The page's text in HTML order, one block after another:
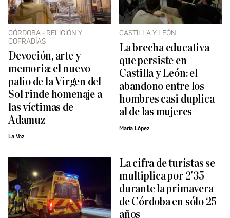
CÓRDOBA - RELIGIÓN Y
COFRADÍAS
Devoción, arte y
memoria: el nuevo
palio de la Virgen del
Sol rinde homenaje a
las víctimas de
Adamuz
La Voz
CASTILLA Y LEÓN
La brecha educativa
que persiste en
Castilla y León: el
abandono entre los
hombres casi duplica
al de las mujeres
María López
La cifra de turistas se
multiplica por 2'35
durante la primavera
de Córdoba en sólo 25
años